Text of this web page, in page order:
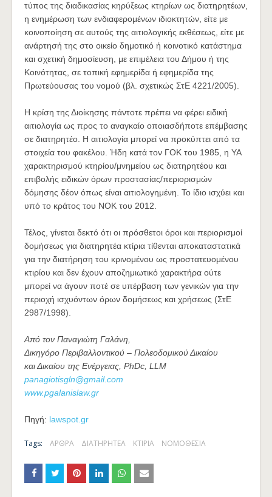
τύπος της διαδικασίας κηρύξεως κτηρίων ως διατηρητέων,
η ενημέρωση των ενδιαφερομένων ιδιοκτητών, είτε με
κοινοποίηση σε αυτούς της αιτιολογικής εκθέσεως, είτε με
ανάρτησή της στο οικείο δημοτικό ή κοινοτικό κατάστημα
και σχετική δημοσίευση, με επιμέλεια του Δήμου ή της
Κοινότητας, σε τοπική εφημερίδα ή εφημερίδα της
Πρωτεύουσας του νομού (βλ. σχετικώς ΣτΕ 4221/2005).
Η κρίση της Διοίκησης πάντοτε πρέπει να φέρει ειδική
αιτιολογία ως προς το αναγκαίο οποιασδήποτε επέμβασης
σε διατηρητέο. Η αιτιολογία μπορεί να προκύπτει από τα
στοιχεία του φακέλου. Ήδη κατά τον ΓΟΚ του 1985, η ΥΑ
χαρακτηρισμού κτηρίου/μνημείου ως διατηρητέου και
επιβολής ειδικών όρων προστασίας/περιορισμών
δόμησης δέον όπως είναι αιτιολογημένη. Το ίδιο ισχύει και
υπό το κράτος του ΝΟΚ του 2012.
Τέλος, γίνεται δεκτό ότι οι πρόσθετοι όροι και περιορισμοί
δομήσεως για διατηρητέα κτίρια τίθενται αποκαταστατικά
για την διατήρηση του κρινομένου ως προστατευομένου
κτιρίου και δεν έχουν αποζημιωτικό χαρακτήρα ούτε
μπορεί να άγουν ποτέ σε υπέρβαση των γενικών για την
περιοχή ισχυόντων όρων δομήσεως και χρήσεως (ΣτΕ
2987/1998).
Από τον Παναγιώτη Γαλάνη,
Δικηγόρο Περιβαλλοντικού – Πολεοδομικού Δικαίου
και Δικαίου της Ενέργειας, PhDc, LLM
panagiotisgln@gmail.com
www.pgalanislaw.gr
Πηγή: lawspot.gr
Tags: ΑΡΘΡΑ ΔΙΑΤΗΡΗΤΕΑ ΚΤΙΡΙΑ ΝΟΜΟΘΕΣΙΑ